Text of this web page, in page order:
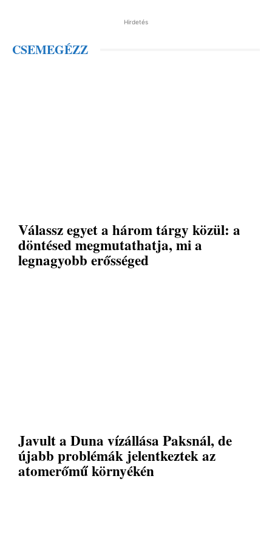
Hirdetés
CSEMEGÉZZ
Válassz egyet a három tárgy közül: a
döntésed megmutathatja, mi a
legnagyobb erősséged
Javult a Duna vízállása Paksnál, de
újabb problémák jelentkeztek az
atomerőmű környékén